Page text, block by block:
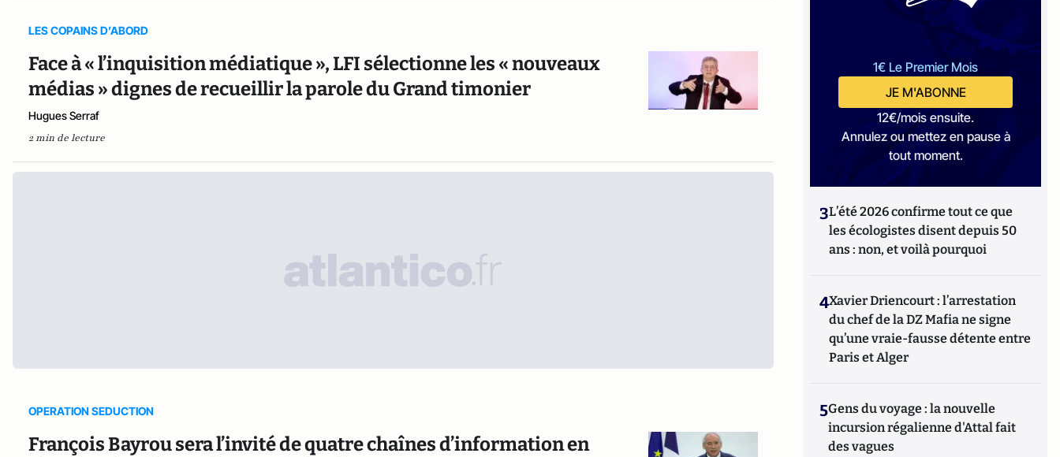
LES COPAINS D’ABORD
Face à « l’inquisition médiatique », LFI sélectionne les « nouveaux
médias » dignes de recueillir la parole du Grand timonier
Hugues Serraf
2 min de lecture
OPERATION SEDUCTION
François Bayrou sera l’invité de quatre chaînes d’information en
1€ Le Premier Mois
JE M'ABONNE
12€/mois ensuite.
Annulez ou mettez en pause à
tout moment.
3L’été 2026 confirme tout ce que
les écologistes disent depuis 50
ans : non, et voilà pourquoi
4Xavier Driencourt : l’arrestation
du chef de la DZ Mafia ne signe
qu’une vraie-fausse détente entre
Paris et Alger
5Gens du voyage : la nouvelle
incursion régalienne d'Attal fait
des vagues